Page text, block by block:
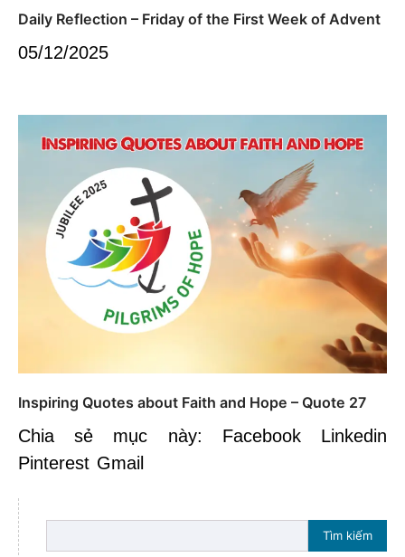
Daily Reflection – Friday of the First Week of Advent
05/12/2025
Inspiring Quotes about Faith and Hope – Quote 27
Chia sẻ mục này: Facebook Linkedin
Pinterest Gmail
Tìm kiếm